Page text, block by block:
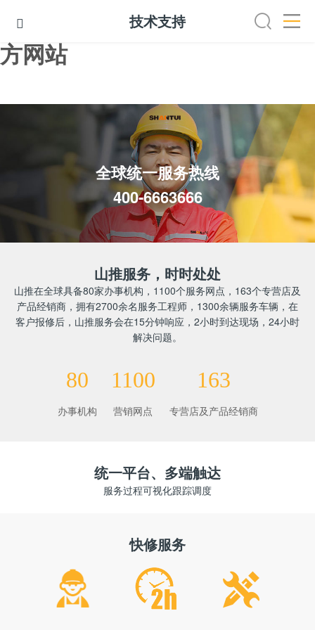
乐投中国有限公司官网,乐投官
方网站
 技术支持
技术支持
全球统一服务热线
400-6663666
山推服务，时时处处
山推在全球具备80家办事机构，1100个服务网点，163个专营店及
产品经销商，拥有2700余名服务工程师，1300余辆服务车辆，在
客户报修后，山推服务会在15分钟响应，2小时到达现场，24小时
解决问题。
80
办事机构
1100
营销网点
163
专营店及产品经销商
统一平台、多端触达
服务过程可视化跟踪调度
快修服务